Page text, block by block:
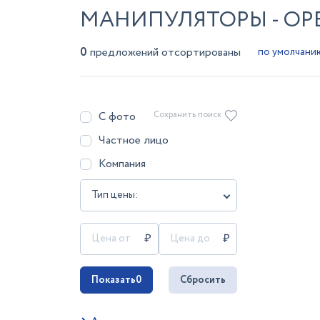
МАНИПУЛЯТОРЫ -
0 предложений отсортированы
С фото
Частное лицо
Компания
Тип цены:
Сохранить поиск
Показать0 Сбросить